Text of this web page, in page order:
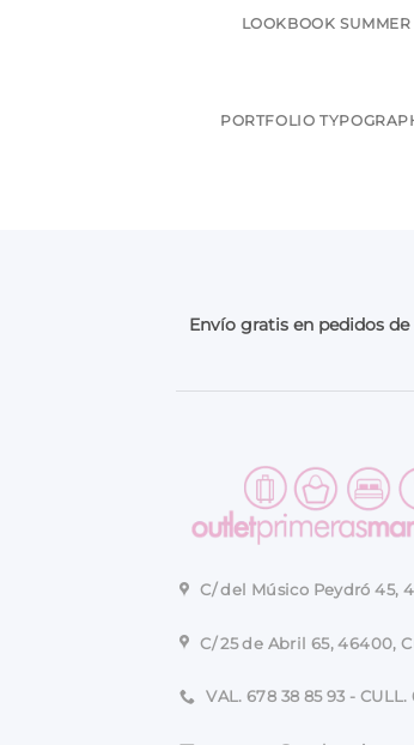
LOOKBOOK SUMMER
PORTFOLIO
Envío gratis en pedidos
C/ del Músico Peydró 45,
C/ 25 de Abril 65, 46400,
VAL. 678 38 85 93 - CULL.